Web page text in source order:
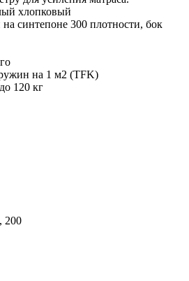
хлопковый
синтепоне 300 плотности, бок
на 1 м2 (TFK)
120 кг
200